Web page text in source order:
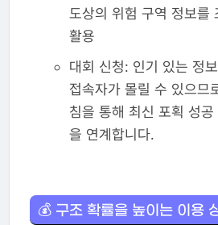
도상의 위험 구역 정보를
활용
대회 신청: 인기 있는 정
접속자가 몰릴 수 있으므
침을 통해 최신 포획 성
을 연계합니다.
💰 구조 확률을 높이는 이용